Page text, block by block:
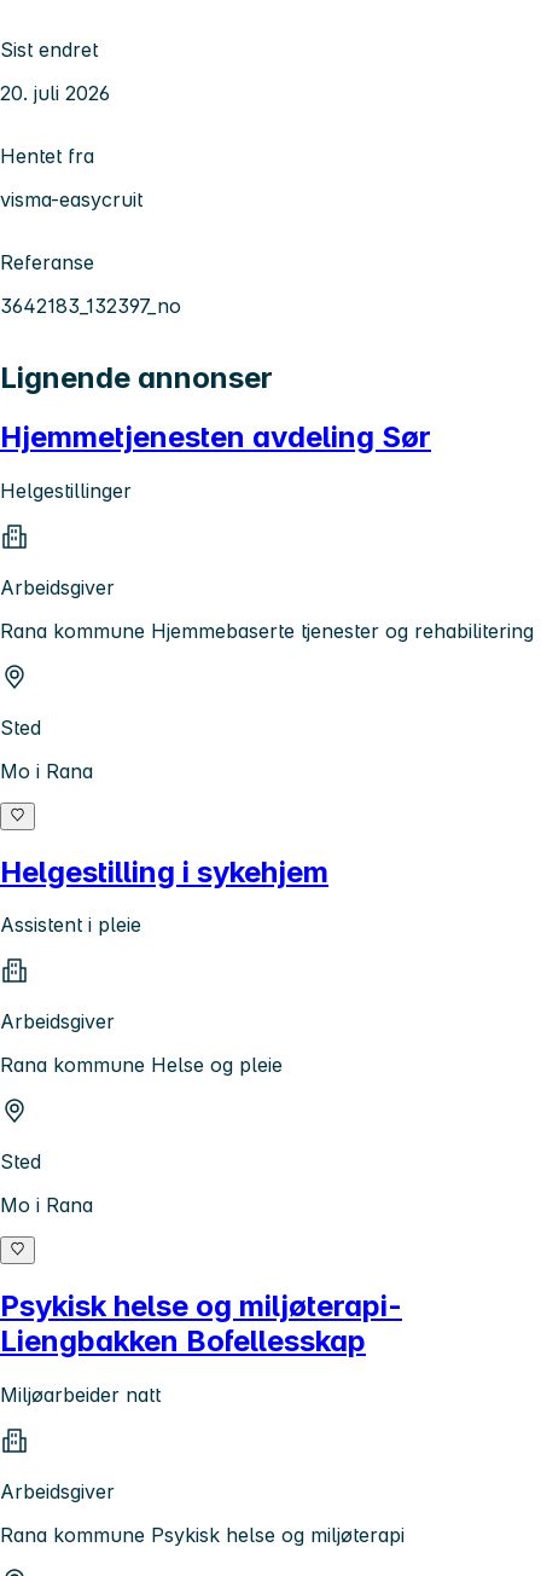
Sist endret
20. juli 2026
Hentet fra
visma-easycruit
Referanse
3642183_132397_no
Lignende annonser
Hjemmetjenesten avdeling Sør
Helgestillinger
Arbeidsgiver
Rana kommune Hjemmebaserte tjenester og rehabilitering
Sted
Mo i Rana
Helgestilling i sykehjem
Assistent i pleie
Arbeidsgiver
Rana kommune Helse og pleie
Sted
Mo i Rana
Psykisk helse og miljøterapi-
Liengbakken Bofellesskap
Miljøarbeider natt
Arbeidsgiver
Rana kommune Psykisk helse og miljøterapi